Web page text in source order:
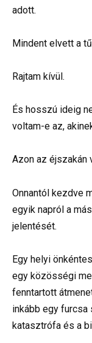
adott.
Mindent elvett a
Rajtam kívül.
És hosszú ideig
voltam-e az,
Azon az éjszakán
Onnantól kezdve
egyik napról a
jelentését.
Egy helyi
egy közösségi
fenntartott
inkább egy
katasztrófa és a